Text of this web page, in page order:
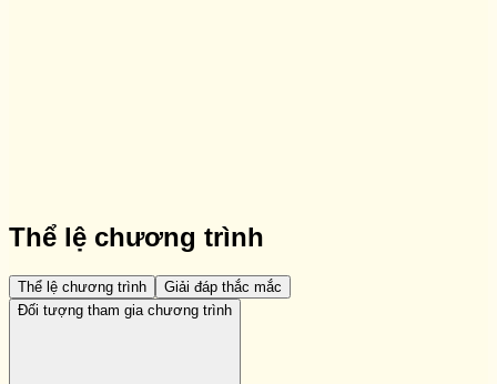
Thể lệ chương trình
Thể lệ chương trình
Giải đáp thắc mắc
Đối tượng tham gia chương trình